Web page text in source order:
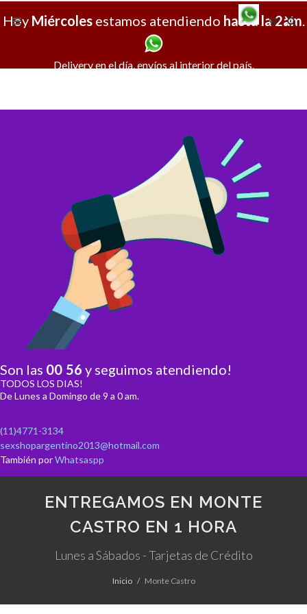
X
Hoy Miércolesestamos atendiendo hasta la 2am.
Delivery en el día, envíos al interior del país.
Son las 00 56 y seguimos atendiendo!
TODOS LOS DIAS!
De Lunes a Domingo de 9 a 0 am.
(11)4771-3134
sexshopargentino2013@hotmail.com
También porWhatsaspp
ENTREGAMOS EN MONTE
CASTRO EN 1 HORA
Lunes a Sábados - Tarjetas de Crédito
Inicio Monte Castro